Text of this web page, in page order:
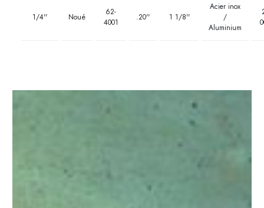
1/4'' Noué
62-
4001
.20'' 1 1/8''
Acier inox
/
Aluminium